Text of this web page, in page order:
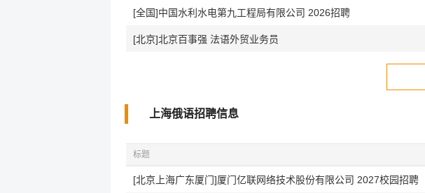
[全国]中国水利水电第九工程局有限公司 2026招聘
[北京]北京百事强 法语外贸业务员
上海俄语招聘信息
标题
[北京上海广东厦门]厦门亿联网络技术股份有限公司 2027校园招聘